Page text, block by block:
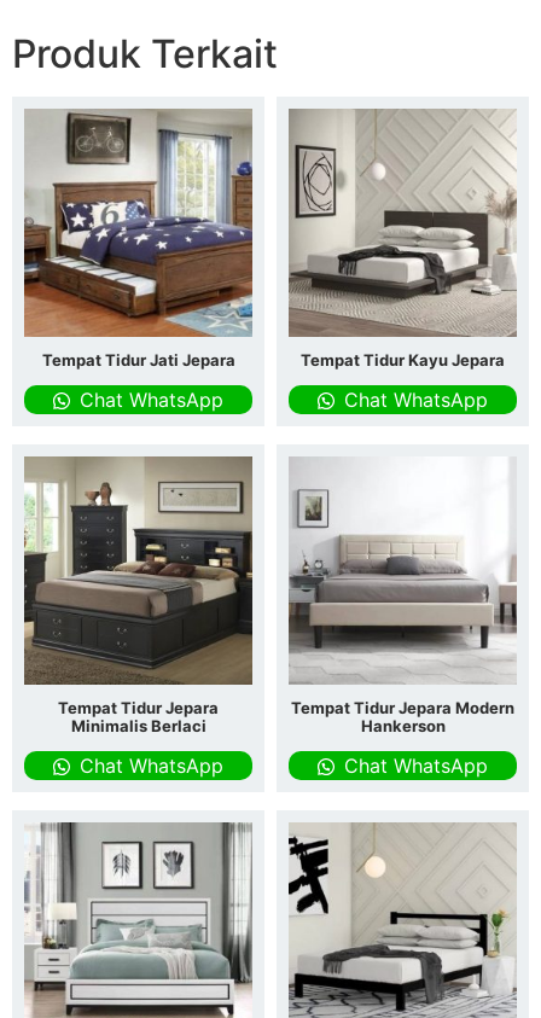
Produk Terkait
Tempat Tidur Jati Jepara
Chat WhatsApp
Tempat Tidur Kayu Jepara
Chat WhatsApp
Tempat Tidur Jepara
Minimalis Berlaci
Chat WhatsApp
Tempat Tidur Jepara Modern
Hankerson
Chat WhatsApp